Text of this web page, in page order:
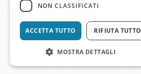
NON CLASSIFICATI
ACCETTA TUTTO RIFIUTA TUTTO
MOSTRA DETTAGLI